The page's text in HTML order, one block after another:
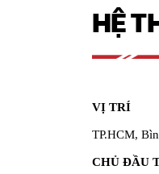
HỆ
VỊ TRÍ
TP.HCM,
CHỦ ĐẦU